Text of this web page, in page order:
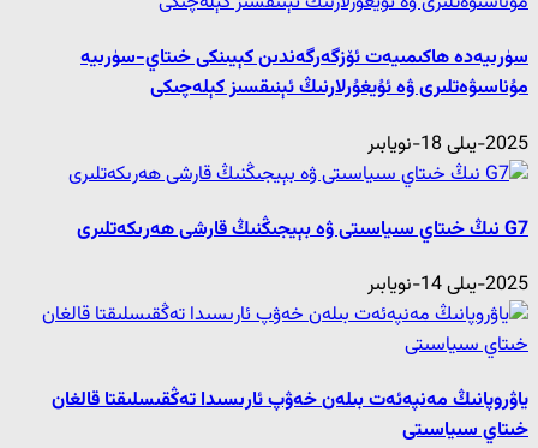
سۈرىيەدە ھاكىمىيەت ئۆزگەرگەندىن كېيىنكى خىتاي-سۈرىيە
مۇناسىۋەتلىرى ۋە ئۇيغۇرلارنىڭ ئېنىقسىز كېلەچىكى
2025-يىلى 18-نويابىر
G7 نىڭ خىتاي سىياسىتى ۋە بېيجىڭنىڭ قارشى ھەرىكەتلىرى
2025-يىلى 14-نويابىر
ياۋروپانىڭ مەنپەئەت بىلەن خەۋپ ئارىسىدا تەڭقىسلىقتا قالغان
خىتاي سىياسىتى